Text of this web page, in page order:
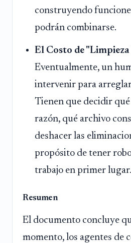
construyendo
podrán combinarse.
El Costo de
Eventualmente, un
intervenir para
Tienen que decidir
razón, qué archivo
deshacer las
propósito de tener
trabajo en primer lugar.
Resumen
El documento concluye
momento, los agentes de